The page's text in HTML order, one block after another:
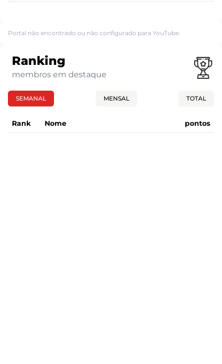
Portal não encontrado ou não configurado para YouTube.
Ranking
membros em destaque
SEMANAL MENSAL TOTAL
Rank Nome pontos